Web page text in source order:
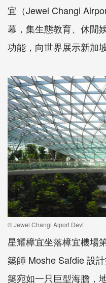
宜（Jewel Changi
幕，集生態教育、休閒
功能，向世界展示新加
© Jewel Changi Aiport Devt
星耀樟宜坐落樟宜機場
築師 Moshe Safdie 設
築宛如一只巨型海膽，